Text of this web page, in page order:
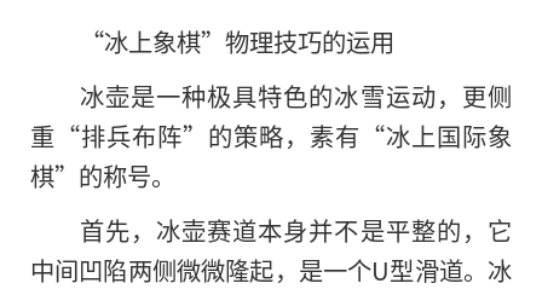
“冰上象棋”物理技巧的运用
冰壶是一种极具特色的冰雪运动，更侧
重“排兵布阵”的策略，素有“冰上国际象
棋”的称号。
首先，冰壶赛道本身并不是平整的，它
中间凹陷两侧微微隆起，是一个U型滑道。冰